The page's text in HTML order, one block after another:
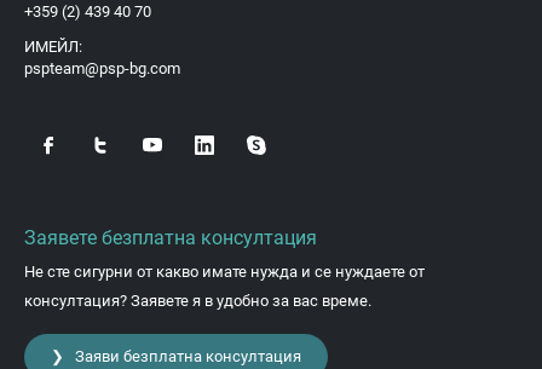
+359 (2) 439 40 70
ИМЕЙЛ:
pspteam@psp-bg.com
Заявете безплатна консултация
Не сте сигурни от какво имате нужда и се нуждаете от
консултация? Заявете я в удобно за вас време.
❯ Заяви безплатна консултация